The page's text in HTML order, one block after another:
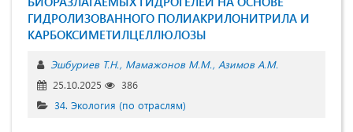
ГИДРОЛИЗОВАННОГО ПОЛИАКРИЛОНИТРИЛА И
КАРБОКСИМЕТИЛЦЕЛЛЮЛОЗЫ
Эшбуриев Т.Н. Мамажонов М.М. Азимов А.М.
25.10.2025
386
34. Экология (по отраслям)